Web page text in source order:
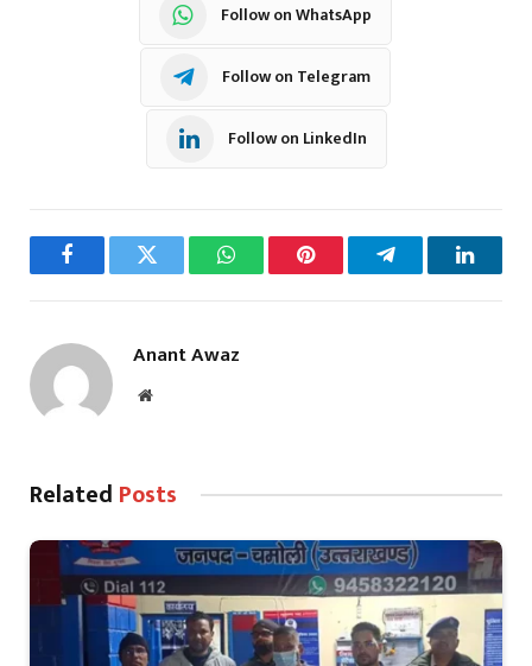
Follow on WhatsApp
Follow on Telegram
Follow on LinkedIn
FacebookTwitter WhatsAppPinterest Telegram
Anant Awaz
Website
Related Posts